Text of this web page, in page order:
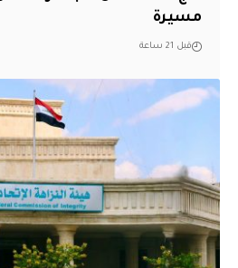
مسيرة
قبل 21 ساعة